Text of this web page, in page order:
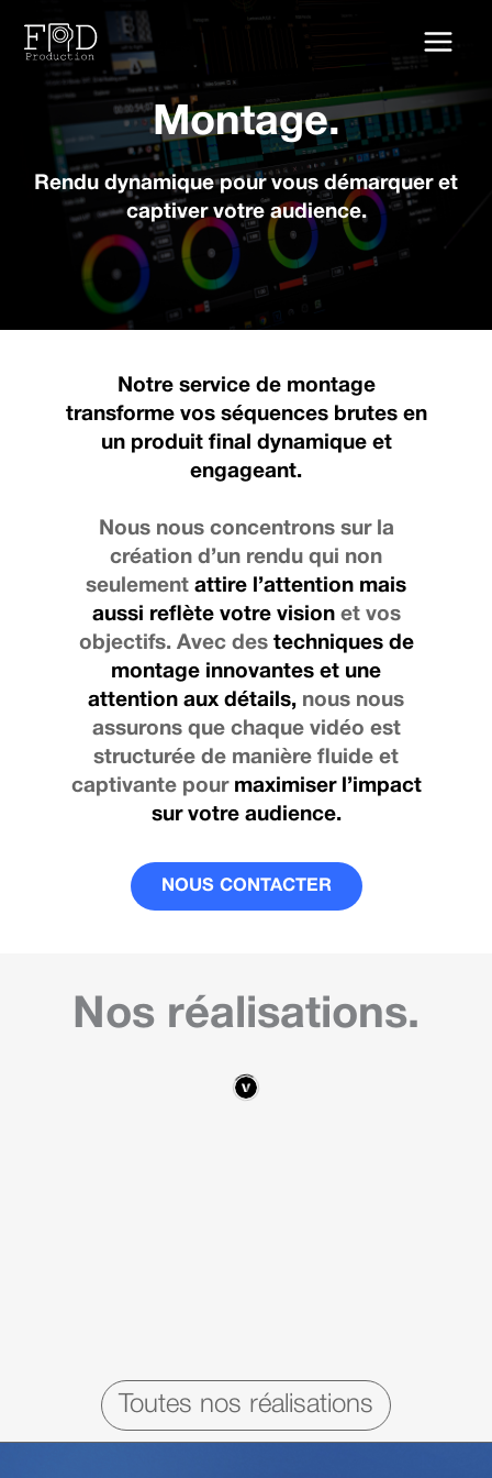
contenu
Montage.
Rendu dynamique pour vous démarquer et
captiver votre audience.
Notre service de montage
transforme vos séquences brutes en
un produit final dynamique et
engageant.
Nous nous concentrons sur la
création d’un rendu qui non
seulement attire l’attention mais
aussi reflète votre visionet vos
objectifs. Avec des techniques de
montage innovantes et une
attention aux détails, nous nous
assurons que chaque vidéo est
structurée de manière fluide et
captivante pour maximiser l’impact
sur votre audience.
NOUS CONTACTER
Nos réalisations.
Toutes nos réalisations